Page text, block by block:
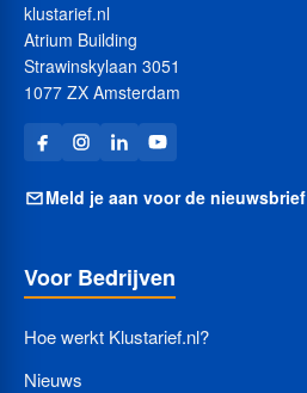
klustarief.nl
Atrium Building
Strawinskylaan 3051
1077 ZX Amsterdam
Meld je aan voor de nieuwsbrief
Voor Bedrijven
Hoe werkt Klustarief.nl?
Nieuws